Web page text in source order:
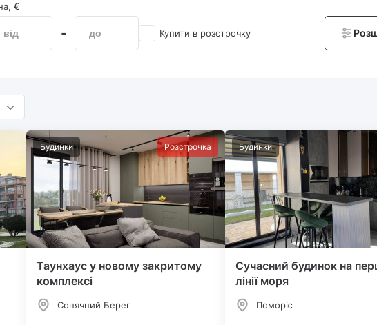
€
- Купити в розстрочку
Будинки Розстрочка
Таунхаус у новому закритому
комплексі
Сонячний Берег
Будинки
Сучасний будинок на
лінії моря
Поморіє